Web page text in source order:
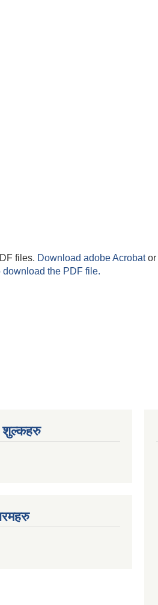
files. Download adobe Acrobator
download the PDF file.
शुल्कहरु